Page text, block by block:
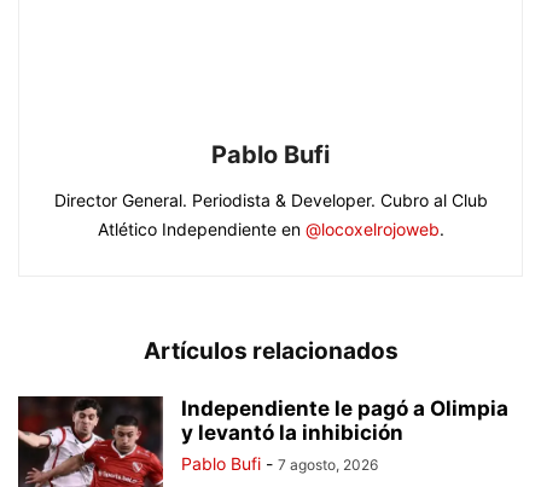
Pablo Bufi
Director General. Periodista & Developer. Cubro al Club
Atlético Independiente en @locoxelrojoweb.
Artículos relacionados
Independiente le pagó a Olimpia
y levantó la inhibición
Pablo Bufi - 7 agosto, 2026